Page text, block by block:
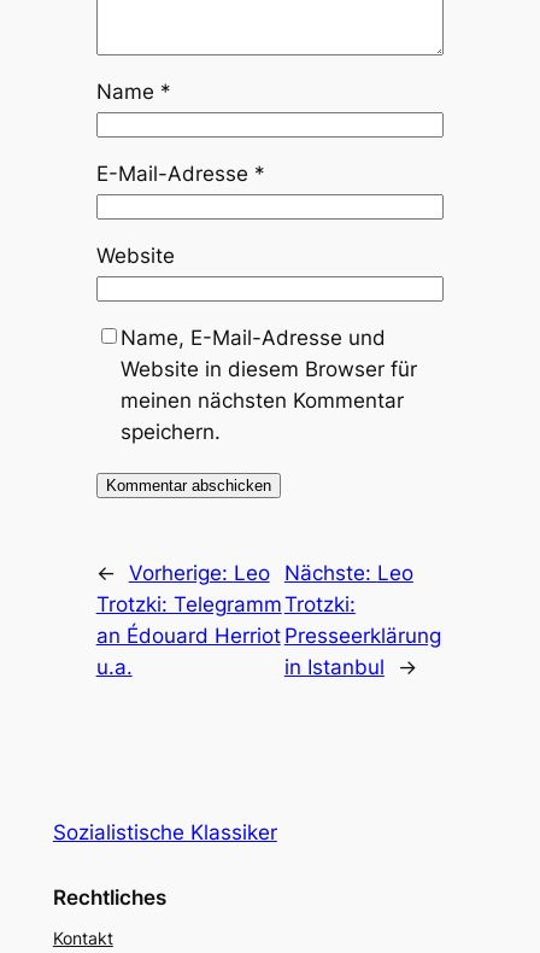
Name *
E-Mail-Adresse *
Website
Name, E-Mail-Adresse und
Website in diesem Browser für
meinen nächsten Kommentar
speichern.
← Vorherige: Leo
Trotzki: Telegramm
an Édouard Herriot
u.a.
Nächste: Leo
Trotzki:
Presseerklärung
in Istanbul
→
Sozialistische Klassiker
Rechtliches
Kontakt